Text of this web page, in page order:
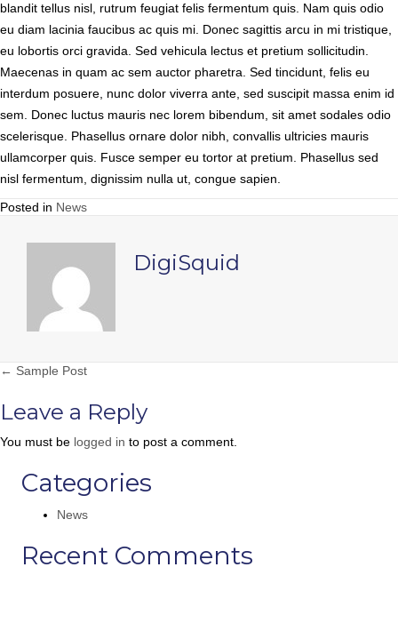
blandit tellus nisl, rutrum feugiat felis fermentum quis. Nam quis odio
eu diam lacinia faucibus ac quis mi. Donec sagittis arcu in mi tristique,
eu lobortis orci gravida. Sed vehicula lectus et pretium sollicitudin.
Maecenas in quam ac sem auctor pharetra. Sed tincidunt, felis eu
interdum posuere, nunc dolor viverra ante, sed suscipit massa enim id
sem. Donec luctus mauris nec lorem bibendum, sit amet sodales odio
scelerisque. Phasellus ornare dolor nibh, convallis ultricies mauris
ullamcorper quis. Fusce semper eu tortor at pretium. Phasellus sed
nisl fermentum, dignissim nulla ut, congue sapien.
Posted in News
DigiSquid
Posts navigation
← Sample Post
Leave a Reply
You must be logged in to post a comment.
Categories
News
Recent Comments